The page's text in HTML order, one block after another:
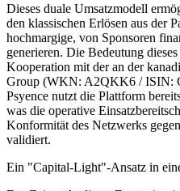
Dieses duale Umsatzmodell
den klassischen Erlösen aus der
hochmargige, von Sponsoren
generieren. Die Bedeutung
Kooperation mit der an der
Group (WKN: A2QKK6 / ISIN:
Psyence nutzt die Plattform
was die operative
Konformität des Netzwerks
validiert.
Ein "Capital-Light"-Ansatz in